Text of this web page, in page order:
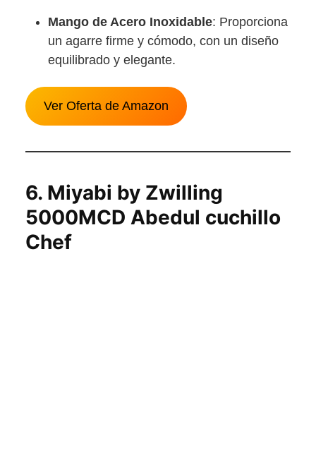
Mango de Acero Inoxidable: Proporciona
un agarre firme y cómodo, con un diseño
equilibrado y elegante.
Ver Oferta de Amazon
6. Miyabi by Zwilling
5000MCD Abedul cuchillo
Chef